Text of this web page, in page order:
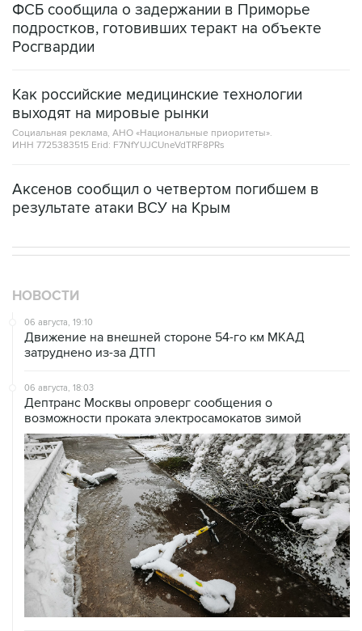
ФСБ сообщила о задержании в Приморье
подростков, готовивших теракт на объекте
Росгвардии
Как российские медицинские технологии
выходят на мировые рынки
Социальная реклама, АНО «Национальные приоритеты».
ИНН 7725383515 Erid: F7NfYUJCUneVdTRF8PRs
Аксенов сообщил о четвертом погибшем в
результате атаки ВСУ на Крым
НОВОСТИ
06 августа, 19:10
Движение на внешней стороне 54-го км МКАД
затруднено из-за ДТП
06 августа, 18:03
Дептранс Москвы опроверг сообщения о
возможности проката электросамокатов зимой